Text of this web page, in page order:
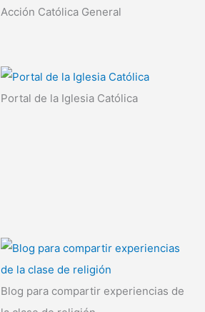
Acción Católica General
Portal de la Iglesia Católica
Blog para compartir experiencias de